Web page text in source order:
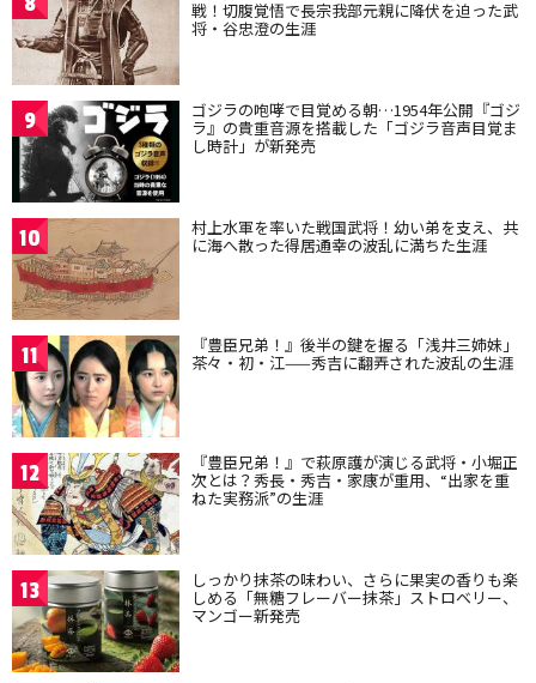
戦！切腹覚悟で長宗我部元親に降伏を迫った武
将・谷忠澄の生涯
9 ゴジラの咆哮で目覚める朝…1954年公開『ゴジ
ラ』の貴重音源を搭載した「ゴジラ音声目覚ま
し時計」が新発売
10 村上水軍を率いた戦国武将！幼い弟を支え、共
に海へ散った得居通幸の波乱に満ちた生涯
11 『豊臣兄弟！』後半の鍵を握る「浅井三姉妹」
茶々・初・江——秀吉に翻弄された波乱の生涯
12 『豊臣兄弟！』で萩原護が演じる武将・小堀正
次とは？秀長・秀吉・家康が重用、“出家を重
ねた実務派”の生涯
13 しっかり抹茶の味わい、さらに果実の香りも楽
しめる「無糖フレーバー抹茶」ストロベリー、
マンゴー新発売